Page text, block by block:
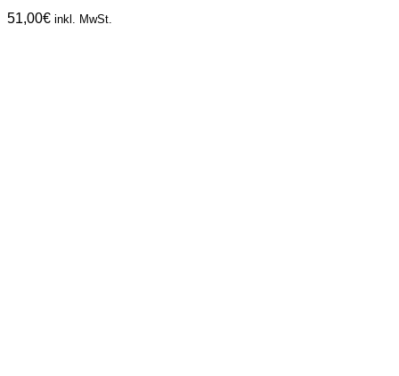
51,00€ inkl. MwSt.